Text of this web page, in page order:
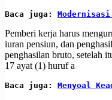
Baca juga:
Pemberi kerja harus
iuran pensiun, dan
penghasilan bruto, setelah
17 ayat (1) huruf a
Baca juga: Menyoal